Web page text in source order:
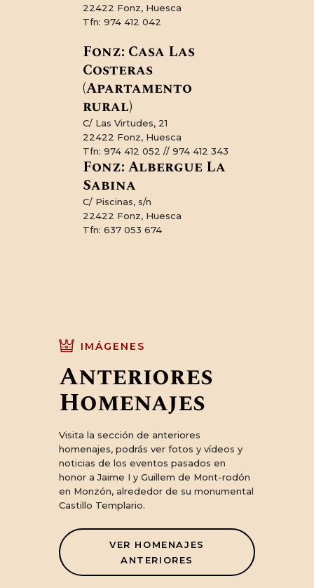
22422 Fonz, Huesca
Tfn: 974 412 042
Fonz: Casa Las
Costeras
(Apartamento
rural)
C/ Las Virtudes, 21
22422 Fonz, Huesca
Tfn: 974 412 052 // 974 412 343
Fonz: Albergue La
Sabina
C/ Piscinas, s/n
22422 Fonz, Huesca
Tfn: 637 053 674
IMÁGENES
Anteriores
Homenajes
Visita la sección de anteriores
homenajes, podrás ver fotos y vídeos y
noticias de los eventos pasados en
honor a Jaime I y Guillem de Mont-rodón
en Monzón, alrededor de su monumental
Castillo Templario.
VER HOMENAJES
ANTERIORES